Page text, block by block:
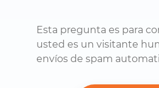
Esta pregunta es para
usted es un visitante
envíos de spam